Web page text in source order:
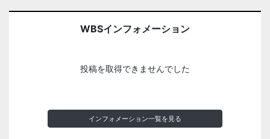
WBSインフォメーション
投稿を取得できませんでした
インフォメーション一覧を見る